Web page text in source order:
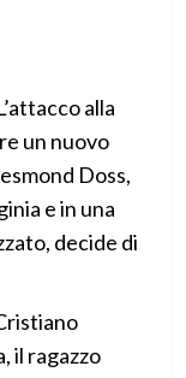
alla
un nuovo
Doss,
e in una
decide di
il ragazzo